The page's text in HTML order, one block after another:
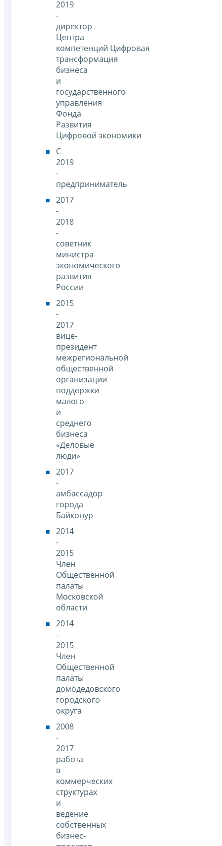
2019
-
директор
Центра
компетенций Цифровая
трансформация
бизнеса
и
государственного
управления
Фонда
Развития
Цифровой экономики
С
2019
-
предприниматель
2017
-
2018
-
советник
министра
экономического
развития
России
2015
-
2017
вице-
президент
межрегиональной
общественной
организации
поддержки
малого
и
среднего
бизнеса
«Деловые
люди»
2017
-
амбассадор
города
Байконур
2014
-
2015
Член
Общественной
палаты
Московской
области
2014
-
2015
Член
Общественной
палаты
домодедовского
городского
округа
2008
-
2017
работа
в
коммерческих
структурах
и
ведение
собственных
бизнес-